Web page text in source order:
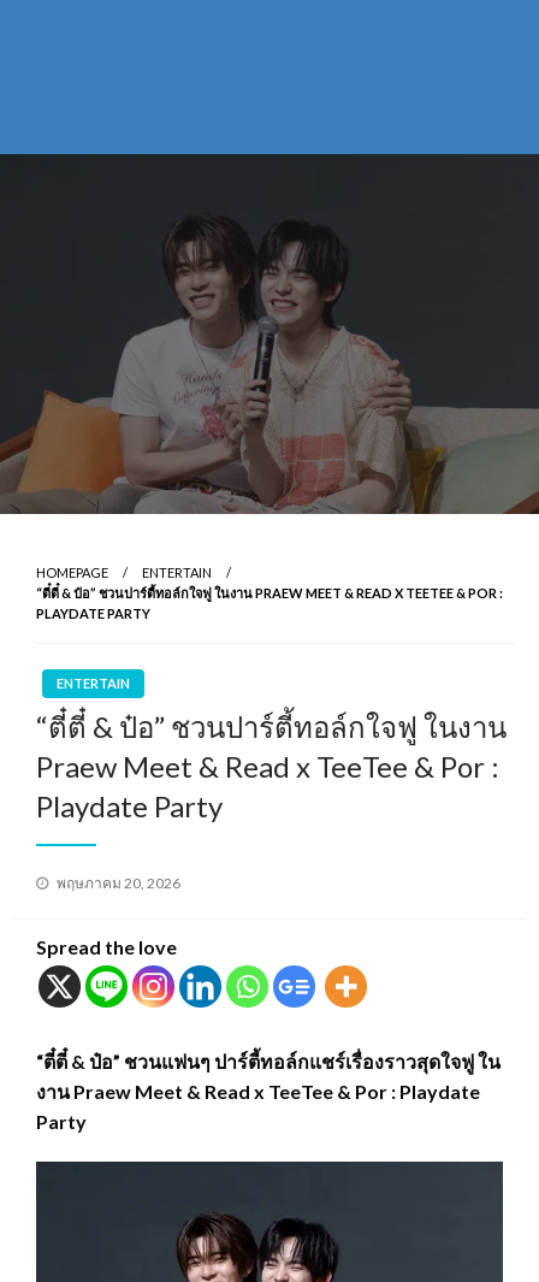
HOMEPAGE
ENTERTAIN
“ตี๋ตี๋ & ป๋อ” ชวนปาร์ตี้ทอล์กใจฟู ในงาน PRAEW MEET & READ X TEETEE & POR :
PLAYDATE PARTY
ENTERTAIN
“ตี๋ตี๋ & ป๋อ” ชวนปาร์ตี้ทอล์กใจฟู ในงาน
Praew Meet & Read x TeeTee & Por :
Playdate Party
Posted
พฤษภาคม 20, 2026
Spread the love
“ตี๋ตี๋ & ป๋อ” ชวนแฟนๆ ปาร์ตี้ทอล์กแชร์เรื่องราวสุดใจฟู ใน
งาน Praew Meet & Read x TeeTee & Por : Playdate
Party